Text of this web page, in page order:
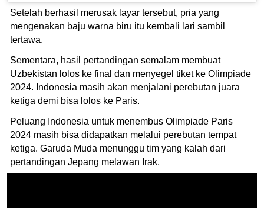
Setelah berhasil merusak layar tersebut, pria yang
mengenakan baju warna biru itu kembali lari sambil
tertawa.
Sementara, hasil pertandingan semalam membuat
Uzbekistan lolos ke final dan menyegel tiket ke Olimpiade
2024. Indonesia masih akan menjalani perebutan juara
ketiga demi bisa lolos ke Paris.
Peluang Indonesia untuk menembus Olimpiade Paris
2024 masih bisa didapatkan melalui perebutan tempat
ketiga. Garuda Muda menunggu tim yang kalah dari
pertandingan Jepang melawan Irak.